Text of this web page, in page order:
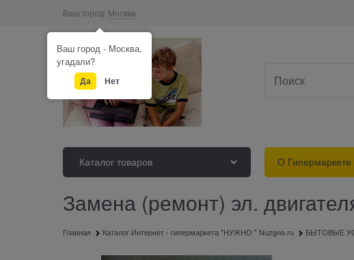
Ваш город: Москва
Каталог товаров О
Замена (ремонт) эл.
Главная Каталог Интернет - гипермаркета "НУЖНО " Nuzgno.ru БЫТОВЫЕ
Ваш город - Москва,
угадали?
Да Нет